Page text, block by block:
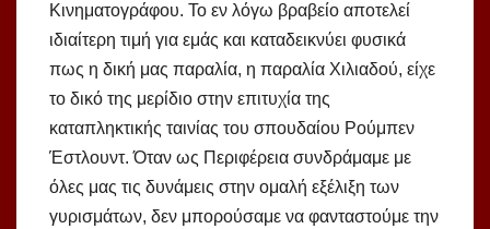
Κινηματογράφου. Το εν λόγω βραβείο αποτελεί
ιδιαίτερη τιμή για εμάς και καταδεικνύει φυσικά
πως η δική μας παραλία, η παραλία Χιλιαδού, είχε
το δικό της μερίδιο στην επιτυχία της
καταπληκτικής ταινίας του σπουδαίου Ρούμπεν
Έστλουντ. Όταν ως Περιφέρεια συνδράμαμε με
όλες μας τις δυνάμεις στην ομαλή εξέλιξη των
γυρισμάτων, δεν μπορούσαμε να φανταστούμε την